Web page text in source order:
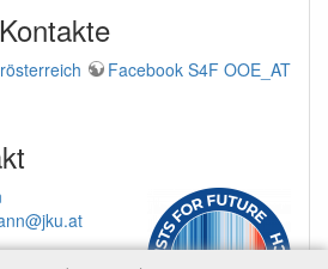
Facebook S4F OOE_AT
Linz